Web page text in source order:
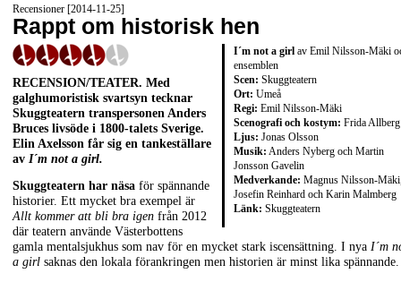
Recensioner [2014-11-25]
Rappt om historisk hen
I´m not a girl av Emil Nilsson-Mäki
ensemblen
Scen: Skuggteatern
Ort: Umeå
Regi: Emil Nilsson-Mäki
Scenografi och kostym: Frida Allberg
Ljus: Jonas Olsson
Musik: Anders Nyberg och Martin
Jonsson Gavelin
Medverkande: Magnus Nilsson-
Josefin Reinhard och Karin Malmberg
Länk: Skuggteatern
RECENSION/TEATER. Med
galghumoristisk svartsyn tecknar
Skuggteatern transpersonen Anders
Bruces livsöde i 1800-talets Sverige.
Elin Axelsson får sig en tankeställare
av I´m not a girl.
Skuggteatern har näsa för spännande
historier. Ett mycket bra exempel är
Allt kommer att bli bra igen från 2012
där teatern använde Västerbottens
gamla mentalsjukhus som nav för en mycket stark iscensättning. I nya I´m
a girl saknas den lokala förankringen men historien är minst lika spännande.